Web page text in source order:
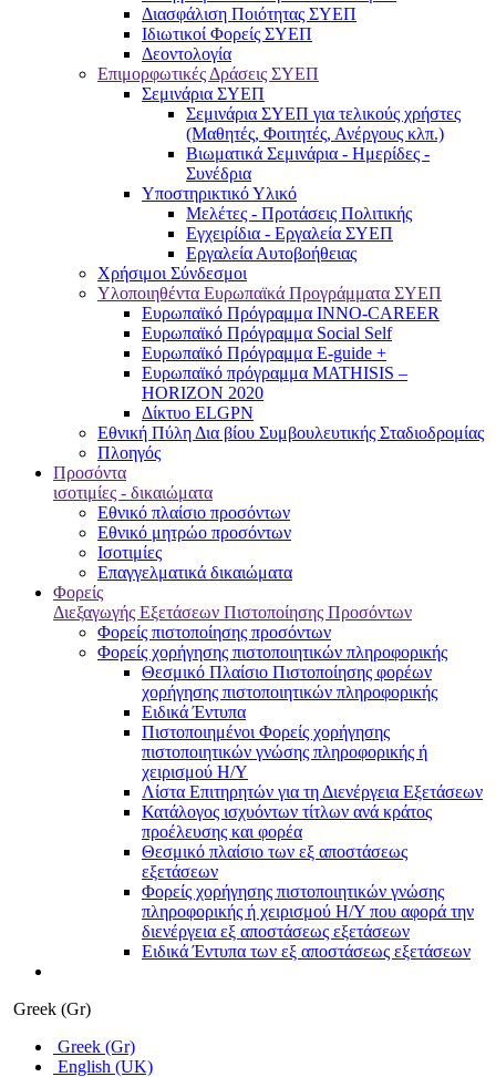
Διασφάλιση Ποιότητας ΣΥΕΠ
Ιδιωτικοί Φορείς ΣΥΕΠ
Δεοντολογία
Επιμορφωτικές Δράσεις ΣΥΕΠ
Σεμινάρια ΣΥΕΠ
Σεμινάρια ΣΥΕΠ για τελικούς χρήστες
(Μαθητές, Φοιτητές, Ανέργους κλπ.)
Βιωματικά Σεμινάρια - Ημερίδες -
Συνέδρια
Υποστηρικτικό Υλικό
Μελέτες - Προτάσεις Πολιτικής
Εγχειρίδια - Εργαλεία ΣΥΕΠ
Εργαλεία Αυτοβοήθειας
Χρήσιμοι Σύνδεσμοι
Υλοποιηθέντα Ευρωπαϊκά Προγράμματα ΣΥΕΠ
Ευρωπαϊκό Πρόγραμμα INNO-CAREER
Ευρωπαϊκό Πρόγραμμα Social Self
Ευρωπαϊκό Πρόγραμμα E-guide +
Ευρωπαϊκό πρόγραμμα MATHISIS –
HORIZON 2020
Δίκτυο ELGPN
Εθνική Πύλη Δια βίου Συμβουλευτικής Σταδιοδρομίας
Πλοηγός
Προσόντα
ισοτιμίες - δικαιώματα
Εθνικό πλαίσιο προσόντων
Εθνικό μητρώο προσόντων
Ισοτιμίες
Επαγγελματικά δικαιώματα
Φορείς
Διεξαγωγής Εξετάσεων Πιστοποίησης Προσόντων
Φορείς πιστοποίησης προσόντων
Φορείς χορήγησης πιστοποιητικών πληροφορικής
Θεσμικό Πλαίσιο Πιστοποίησης φορέων
χορήγησης πιστοποιητικών πληροφορικής
Ειδικά Έντυπα
Πιστοποιημένοι Φορείς χορήγησης
πιστοποιητικών γνώσης πληροφορικής ή
χειρισμού Η/Υ
Λίστα Επιτηρητών για τη Διενέργεια Εξετάσεων
Κατάλογος ισχυόντων τίτλων ανά κράτος
προέλευσης και φορέα
Θεσμικό πλαίσιο των εξ αποστάσεως
εξετάσεων
Φορείς χορήγησης πιστοποιητικών γνώσης
πληροφορικής ή χειρισμού Η/Υ που αφορά την
διενέργεια εξ αποστάσεως εξετάσεων
Ειδικά Έντυπα των εξ αποστάσεως εξετάσεων
Greek (Gr)
Greek (Gr)
English (UK)